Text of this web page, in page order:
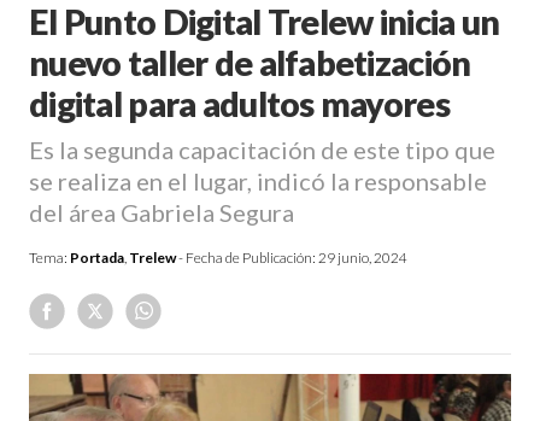
El Punto Digital Trelew inicia un
nuevo taller de alfabetización
digital para adultos mayores
Es la segunda capacitación de este tipo que
se realiza en el lugar, indicó la responsable
del área Gabriela Segura
Tema: Portada, Trelew- Fecha de Publicación: 29 junio, 2024